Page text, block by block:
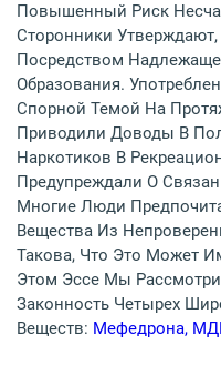
Повышенный Риск
Сторонники
Посредством
Образования.
Спорной Темой На
Приводили Доводы В
Наркотиков В
Предупреждали О
Многие Люди
Вещества Из
Такова, Что Это Может
Этом Эссе Мы
Законность Четырех
Веществ: Мефедрона,